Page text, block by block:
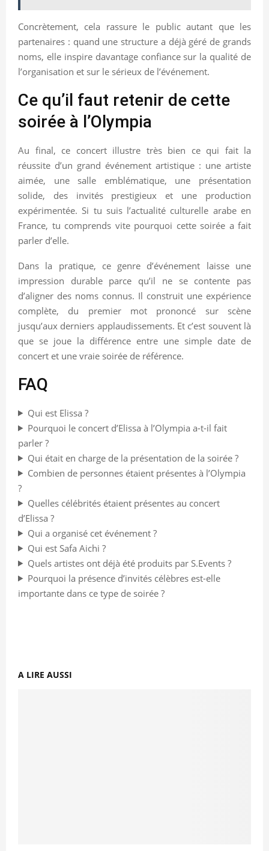
Concrètement, cela rassure le public autant que les
partenaires : quand une structure a déjà géré de grands
noms, elle inspire davantage confiance sur la qualité de
l’organisation et sur le sérieux de l’événement.
Ce qu’il faut retenir de cette
soirée à l’Olympia
Au final, ce concert illustre très bien ce qui fait la
réussite d’un grand événement artistique : une artiste
aimée, une salle emblématique, une présentation
solide, des invités prestigieux et une production
expérimentée. Si tu suis l’actualité culturelle arabe en
France, tu comprends vite pourquoi cette soirée a fait
parler d’elle.
Dans la pratique, ce genre d’événement laisse une
impression durable parce qu’il ne se contente pas
d’aligner des noms connus. Il construit une expérience
complète, du premier mot prononcé sur scène
jusqu’aux derniers applaudissements. Et c’est souvent là
que se joue la différence entre une simple date de
concert et une vraie soirée de référence.
FAQ
Qui est Elissa ?
Pourquoi le concert d’Elissa à l’Olympia a-t-il fait
parler ?
Qui était en charge de la présentation de la soirée ?
Combien de personnes étaient présentes à l’Olympia
?
Quelles célébrités étaient présentes au concert
d’Elissa ?
Qui a organisé cet événement ?
Qui est Safa Aichi ?
Quels artistes ont déjà été produits par S.Events ?
Pourquoi la présence d’invités célèbres est-elle
importante dans ce type de soirée ?
A LIRE AUSSI